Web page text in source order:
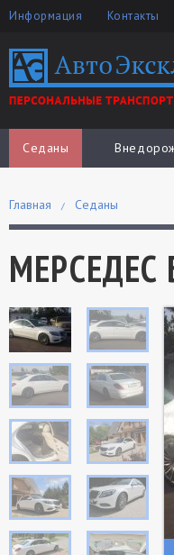
Информация Контакты
Седаны
Главная Седаны
МЕРСЕДЕС